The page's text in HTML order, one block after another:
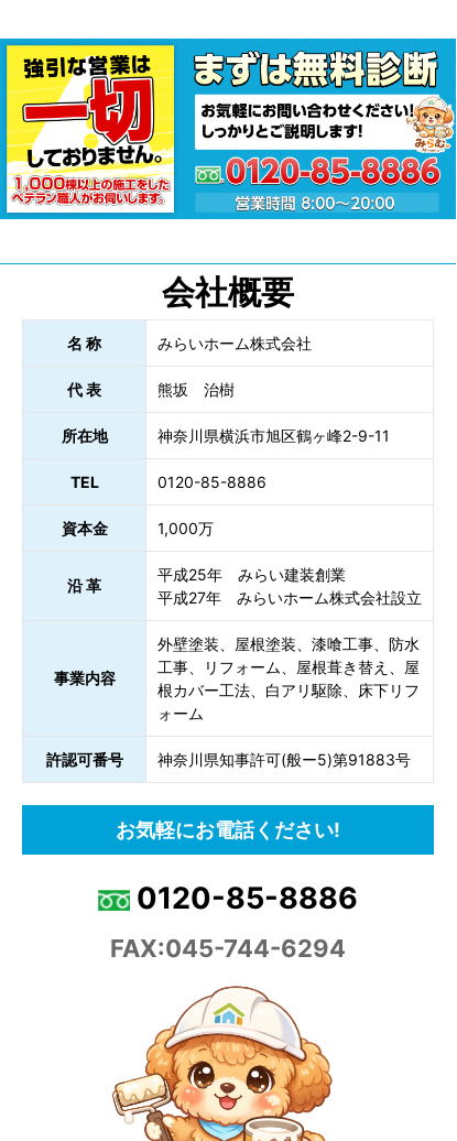
会社概要
名 称 みらいホーム株式会社
代 表 熊坂 治樹
所在地 神奈川県横浜市旭区鶴ヶ峰2-9-11
TEL 0120-85-8886
資本金 1,000万
沿 革
平成25年 みらい建装創業
平成27年 みらいホーム株式会社設立
事業内容
外壁塗装、屋根塗装、漆喰工事、防水
工事、リフォーム、屋根葺き替え、屋
根カバー工法、白アリ駆除、床下リフ
ォーム
許認可番号 神奈川県知事許可(般ー5)第91883号
お気軽にお電話ください!
0120-85-8886
FAX:045-744-6294